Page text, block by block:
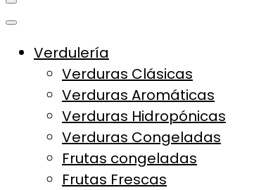
Verdulería
Verduras Clásicas
Verduras Aromáticas
Verduras Hidropónicas
Verduras Congeladas
Frutas congeladas
Frutas Frescas